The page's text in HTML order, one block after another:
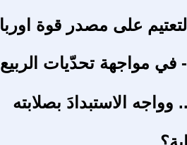
على مصدر قوة اوربا
في مواجهة تحدّيات الربيع
الاستبدادَ بصلابته